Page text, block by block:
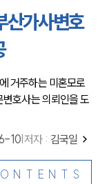
산가사변호
거주하는 미혼모로
호사는 의뢰인을 도
10 저자 : 김국일